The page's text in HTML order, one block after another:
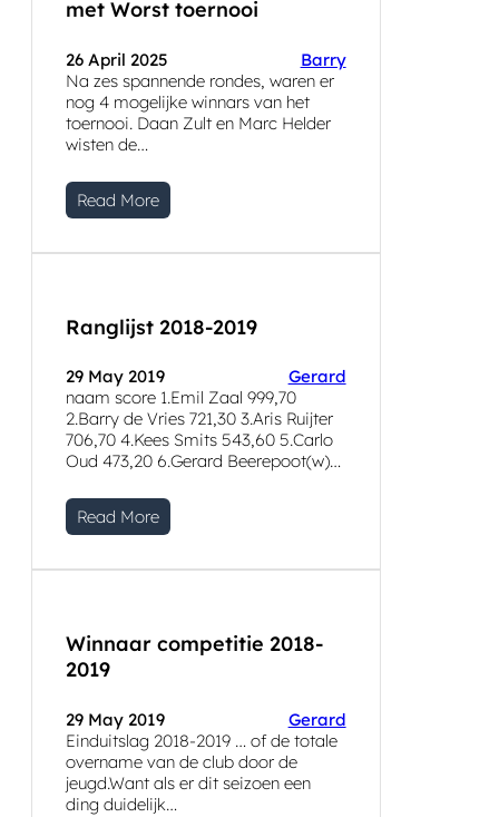
met Worst toernooi
26 April 2025
Barry
Na zes spannende rondes, waren er
nog 4 mogelijke winnars van het
toernooi. Daan Zult en Marc Helder
wisten de…
Read More
Ranglijst 2018-2019
29 May 2019
Gerard
naam score 1.Emil Zaal 999,70
2.Barry de Vries 721,30 3.Aris Ruijter
706,70 4.Kees Smits 543,60 5.Carlo
Oud 473,20 6.Gerard Beerepoot(w)…
Read More
Winnaar competitie 2018-
2019
29 May 2019
Gerard
Einduitslag 2018-2019 … of de totale
overname van de club door de
jeugd.Want als er dit seizoen een
ding duidelijk…